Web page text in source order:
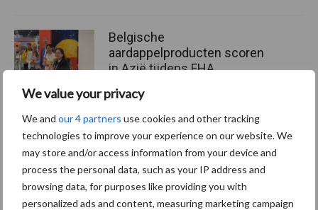
We value your privacy
We and our 4 partners use cookies and other tracking
technologies to improve your experience on our website. We
may store and/or access information from your device and
process the personal data, such as your IP address and
browsing data, for purposes like providing you with
personalized ads and content, measuring marketing campaign
Belgische
aardappelproducten scoren
in Azië tijdens FHA
Meer lezen over:
Maak uw keuze